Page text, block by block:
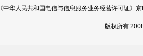
《中华人民共和国电信与信息服务业务经营许可证
版权所有